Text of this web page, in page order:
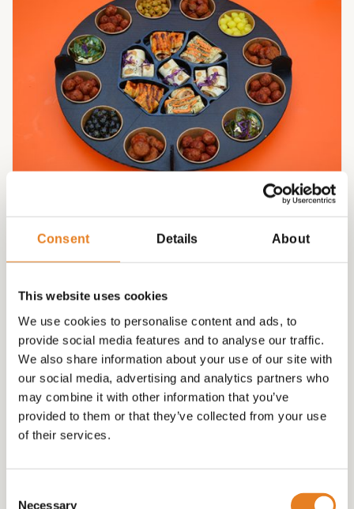
Consent Details About
This website uses cookies
We use cookies to personalise content and ads, to
provide social media features and to analyse our traffic.
We also share information about your use of our site with
our social media, advertising and analytics partners who
may combine it with other information that you’ve
provided to them or that they’ve collected from your use
of their services.
Necessary
Vega Cateringschaal “GROOT” – 60cm
€